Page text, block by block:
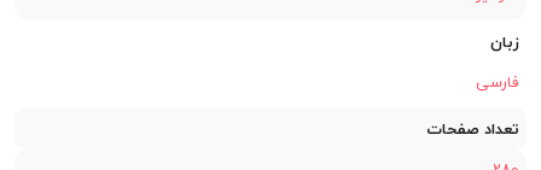
زبان
فارسی
تعداد صفحات